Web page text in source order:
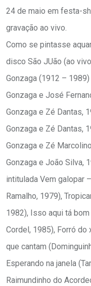
24 de maio em festa-
gravação ao vivo.
Como se pintasse
disco São JUão (ao
Gonzaga (1912 –
Gonzaga e José
Gonzaga e Zé Dantas,
Gonzaga e Zé Dantas,
Gonzaga e Zé
Gonzaga e João Silva,
intitulada Vem galopar
Ramalho, 1979),
1982), Isso aqui tá
Cordel, 1985), Forró do
que cantam
Esperando na janela
Raimundinho do